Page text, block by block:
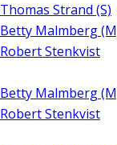
Thomas Strand (S)
Betty Malmberg
Robert Stenkvist
Betty Malmberg
Robert Stenkvist